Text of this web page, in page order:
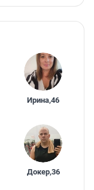
Ирина,46
Докер,36